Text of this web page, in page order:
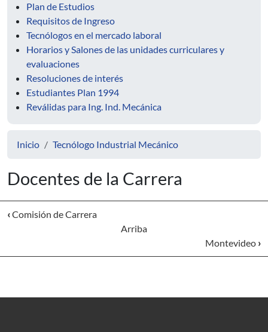
Plan de Estudios
Requisitos de Ingreso
Tecnólogos en el mercado laboral
Horarios y Salones de las unidades curriculares y
evaluaciones
Resoluciones de interés
Estudiantes Plan 1994
Reválidas para Ing. Ind. Mecánica
Inicio Tecnólogo Industrial Mecánico
Docentes de la Carrera
‹Comisión de Carrera
Arriba
Montevideo ›